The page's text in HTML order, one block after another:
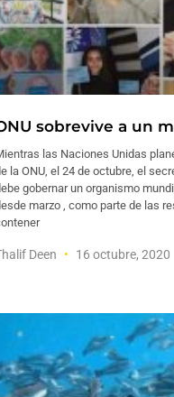
sobrevive a un
las Naciones Unidas
la ONU, el 24 de octubre, el
gobernar un organismo
marzo , como parte de las
Deen 16 octubre, 2020